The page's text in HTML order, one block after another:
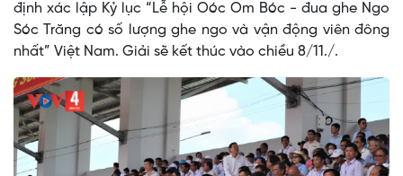
định xác lập Kỷ lục “Lễ hội Oóc Om Bóc - đua ghe Ngo
Sóc Trăng có số lượng ghe ngo và vận động viên đông
nhất” Việt Nam. Giải sẽ kết thúc vào chiều 8/11./.